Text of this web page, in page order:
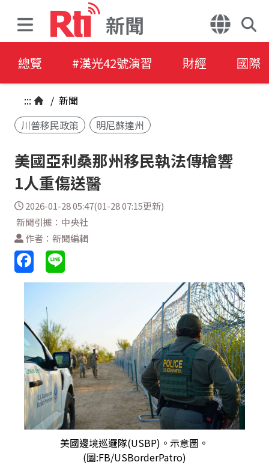
新聞
總覽 #漢光42號演習 財經 國際
::: / 新聞
川普移民政策
明尼蘇達州
美國亞利桑那州移民執法傳槍響
1人重傷送醫
2026-01-28 05:47(01-28 07:15更新)
新聞引據：中央社
作者：新聞編輯
美國邊境巡邏隊(USBP)。示意圖。
(圖:FB/USBorderPatro)